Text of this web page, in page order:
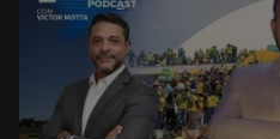
FacebookWhatsappTwitter